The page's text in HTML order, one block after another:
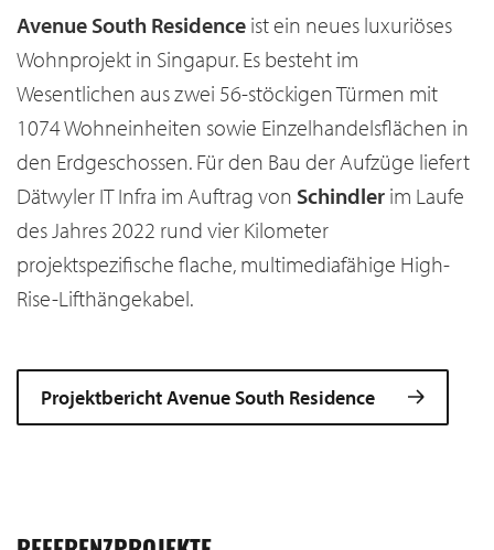
Avenue South Residence ist ein neues luxuriöses
Wohnprojekt in Singapur. Es besteht im
Wesentlichen aus zwei 56-stöckigen Türmen mit
1074 Wohneinheiten sowie Einzelhandelsflächen in
den Erdgeschossen. Für den Bau der Aufzüge liefert
Dätwyler IT Infra im Auftrag von Schindler im Laufe
des Jahres 2022 rund vier Kilometer
projektspezifische flache, multimediafähige High-
Rise-Lifthängekabel.
Projektbericht Avenue South Residence